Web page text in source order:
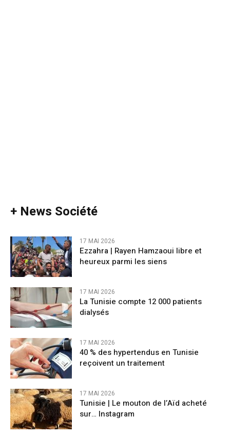
+ News Société
17 MAI 2026
Ezzahra | Rayen Hamzaoui libre et
heureux parmi les siens
17 MAI 2026
La Tunisie compte 12 000 patients
dialysés
17 MAI 2026
40 % des hypertendus en Tunisie
reçoivent un traitement
17 MAI 2026
Tunisie | Le mouton de l’Aïd acheté
sur… Instagram